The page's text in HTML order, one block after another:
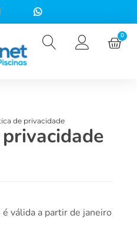
0
de privacidade
válida a partir de janeiro